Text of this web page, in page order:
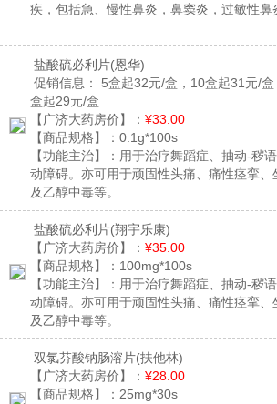
疾，包括急、慢性鼻炎，鼻窦炎，过敏性鼻
盐酸硫必利片(恩华)
促销信息：
5盒起32元/盒，10盒起31元/
盒起29元/盒
【广济大药房价】： ¥33.00
【商品规格】： 0.1g*100s
【功能主治】： 用于治疗舞蹈症、抽动-秽
动障碍。亦可用于顽固性头痛、痛性痉挛
及乙醇中毒等。
盐酸硫必利片(翔宇乐康)
【广济大药房价】： ¥35.00
【商品规格】： 100mg*100s
【功能主治】： 用于治疗舞蹈症、抽动-秽
动障碍。亦可用于顽固性头痛、痛性痉挛
及乙醇中毒等。
双氯芬酸钠肠溶片(扶他林)
【广济大药房价】： ¥28.00
【商品规格】： 25mg*30s